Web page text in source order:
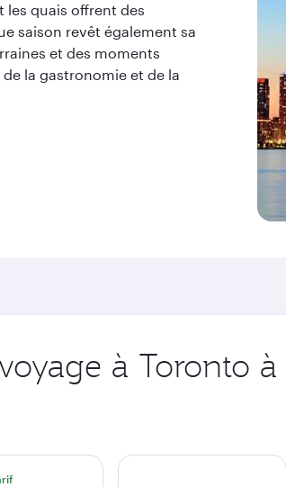
les quais offrent des
saison revêt également sa
et des moments
la gastronomie et de la
à Toronto